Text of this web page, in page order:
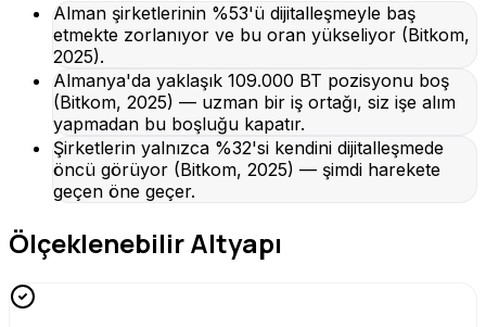
Alman şirketlerinin %53'ü dijitalleşmeyle baş
etmekte zorlanıyor ve bu oran yükseliyor (Bitkom,
2025).
Almanya'da yaklaşık 109.000 BT pozisyonu boş
(Bitkom, 2025) — uzman bir iş ortağı, siz işe alım
yapmadan bu boşluğu kapatır.
Şirketlerin yalnızca %32'si kendini dijitalleşmede
öncü görüyor (Bitkom, 2025) — şimdi harekete
geçen öne geçer.
Ölçeklenebilir Altyapı